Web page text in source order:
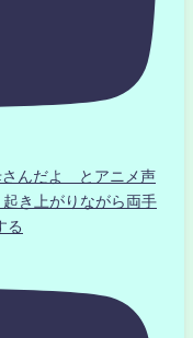
んだよ とアニメ声
き上がりながら両手
る